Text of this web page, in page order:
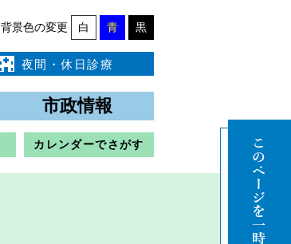
背景色の変更 白 青 黒
夜間・休日診療
市政情報
カレンダーでさがす